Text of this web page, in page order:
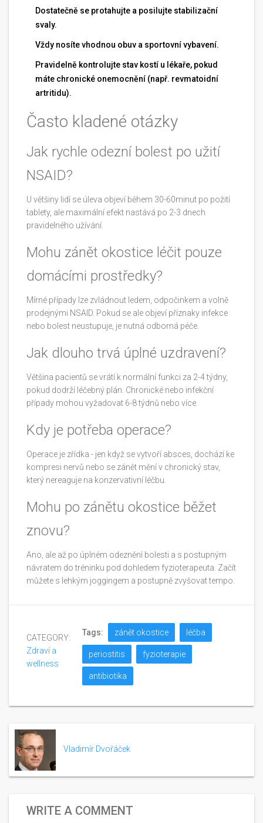
Dostatečně se protahujte a posilujte stabilizační
svaly.
Vždy nosíte vhodnou obuv a sportovní vybavení.
Pravidelně kontrolujte stav kostí u lékaře, pokud
máte chronické onemocnění (např. revmatoidní
artritidu).
Často kladené otázky
Jak rychle odezní bolest po užití
NSAID?
U většiny lidí se úleva objeví během 30-60minut po požití
tablety, ale maximální efekt nastává po 2-3 dnech
pravidelného užívání.
Mohu zánět okostice léčit pouze
domácími prostředky?
Mírné případy lze zvládnout ledem, odpočinkem a volně
prodejnými NSAID. Pokud se ale objeví příznaky infekce
nebo bolest neustupuje, je nutná odborná péče.
Jak dlouho trvá úplné uzdravení?
Většina pacientů se vrátí k normální funkci za 2-4 týdny,
pokud dodrží léčebný plán. Chronické nebo infekční
případy mohou vyžadovat 6-8 týdnů nebo více.
Kdy je potřeba operace?
Operace je zřídka - jen když se vytvoří absces, dochází ke
kompresi nervů nebo se zánět mění v chronický stav,
který nereaguje na konzervativní léčbu.
Mohu po zánětu okostice běžet
znovu?
Ano, ale až po úplném odeznění bolesti a s postupným
návratem do tréninku pod dohledem fyzioterapeuta. Začít
můžete s lehkým joggingem a postupně zvyšovat tempo.
CATEGORY:
Zdraví a
wellness
Tags: zánět okostice léčba
periostitis fyzioterapie
antibiotika
Vladimír Dvořáček
WRITE A COMMENT